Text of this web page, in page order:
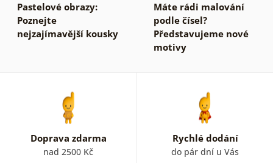
Pastelové obrazy:
Poznejte
nejzajímavější kousky
Máte rádi malování
podle čísel?
Představujeme nové
motivy
Doprava zdarma
nad 2500 Kč
Rychlé dodání
do pár dní u Vás